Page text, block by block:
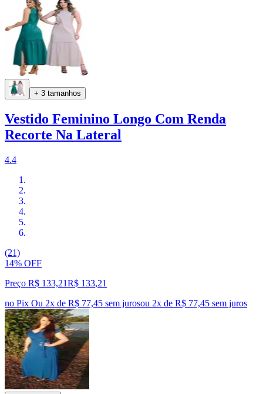
+ 3 tamanhos
Vestido Feminino Longo Com Renda
Recorte Na Lateral
4.4
(21)
14% OFF
Preço R$ 133,21R$ 133,21
no Pix Ou 2x de R$ 77,45 sem jurosou 2x de R$ 77,45 sem juros